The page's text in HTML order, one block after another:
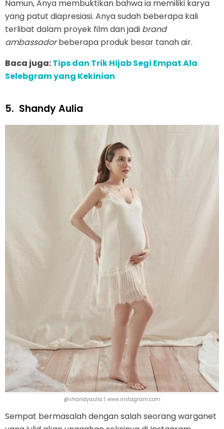
Namun, Anya membuktikan bahwa ia memiliki karya
yang patut diapresiasi. Anya sudah beberapa kali
terlibat dalam proyek film dan jadi brand
ambassadorbeberapa produk besar tanah air.
Baca juga:Tips dan Trik Hijab Segi Empat Ala
Selebgram yang Kekinian
5. Shandy Aulia
@shandyaulia | www.instagram.com
Sempat bermasalah dengan salah seorang warganet